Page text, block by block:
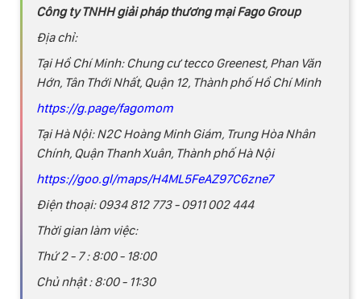
Công ty TNHH giải pháp thương mại Fago Group
Địa chỉ:
Tại Hồ Chí Minh: Chung cư tecco Greenest, Phan Văn
Hớn, Tân Thới Nhất, Quận 12, Thành phố Hồ Chí Minh
https://g.page/fagomom
Tại Hà Nội: N2C Hoàng Minh Giám, Trung Hòa Nhân
Chính, Quận Thanh Xuân, Thành phố Hà Nội
https://goo.gl/maps/H4ML5FeAZ97C6zne7
Điện thoại: 0934 812 773 - 0911 002 444
Thời gian làm việc:
Thứ 2 - 7 : 8:00 - 18:00
Chủ nhật : 8:00 - 11:30